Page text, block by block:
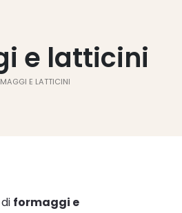
e latticini
E LATTICINI
formaggi e